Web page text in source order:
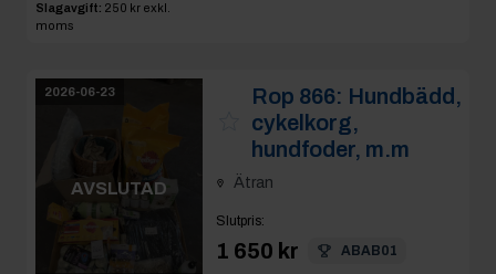
Slagavgift: 250 kr exkl.
moms
2026-06-23
AVSLUTAD
Rop 866: Hundbädd,
cykelkorg,
hundfoder, m.m
Ätran
Slutpris:
1 650 kr ABAB01